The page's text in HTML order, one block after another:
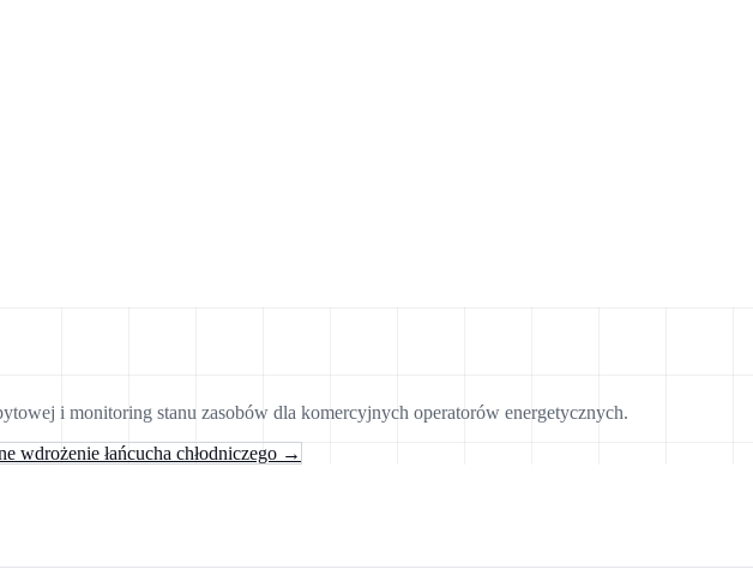
i monitoring stanu zasobów dla komercyjnych operatorów energetycznych.
wdrożenie łańcucha chłodniczego →